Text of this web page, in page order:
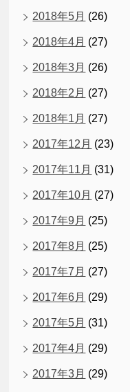
2018年5月 (26)
2018年4月 (27)
2018年3月 (26)
2018年2月 (27)
2018年1月 (27)
2017年12月 (23)
2017年11月 (31)
2017年10月 (27)
2017年9月 (25)
2017年8月 (25)
2017年7月 (27)
2017年6月 (29)
2017年5月 (31)
2017年4月 (29)
2017年3月 (29)